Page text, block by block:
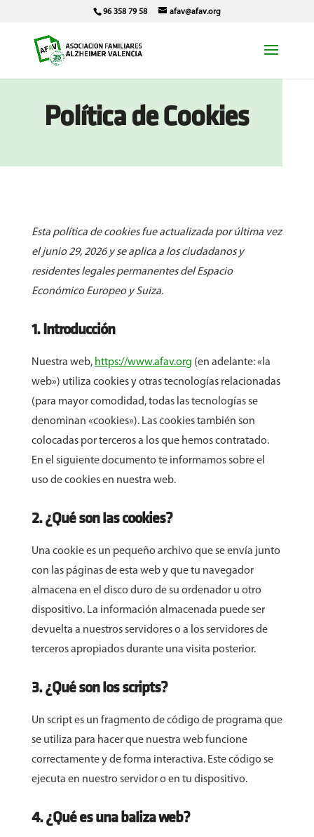
96 358 79 58 afav@afav.org
Política de Cookies
Esta política de cookies fue actualizada por última vez
el junio 29, 2026 y se aplica a los ciudadanos y
residentes legales permanentes del Espacio
Económico Europeo y Suiza.
1. Introducción
Nuestra web, https://www.afav.org (en adelante: «la
web») utiliza cookies y otras tecnologías relacionadas
(para mayor comodidad, todas las tecnologías se
denominan «cookies»). Las cookies también son
colocadas por terceros a los que hemos contratado.
En el siguiente documento te informamos sobre el
uso de cookies en nuestra web.
2. ¿Qué son las cookies?
Una cookie es un pequeño archivo que se envía junto
con las páginas de esta web y que tu navegador
almacena en el disco duro de su ordenador u otro
dispositivo. La información almacenada puede ser
devuelta a nuestros servidores o a los servidores de
terceros apropiados durante una visita posterior.
3. ¿Qué son los scripts?
Un script es un fragmento de código de programa que
se utiliza para hacer que nuestra web funcione
correctamente y de forma interactiva. Este código se
ejecuta en nuestro servidor o en tu dispositivo.
4. ¿Qué es una baliza web?